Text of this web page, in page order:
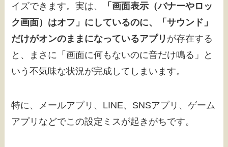
イズできます。実は、
「画面表示（バナーやロッ
ク画面）はオフ」にしているのに、「サウンド」
だけがオンのままになっているアプリ が存在する
と、まさに「画面に何もないのに音だけ鳴る」と
いう不気味な状況が完成してしまいます。
特に、メールアプリ、LINE、SNSアプリ、ゲーム
アプリなどでこの設定ミスが起きがちです。